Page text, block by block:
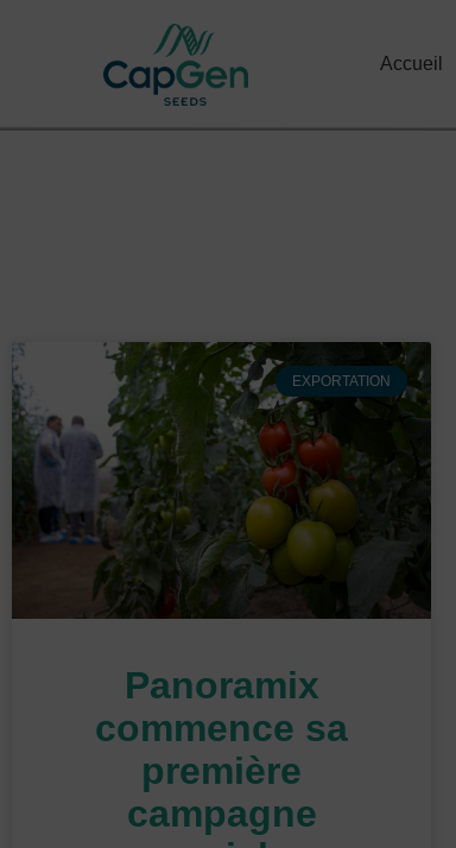
Accueil
EXPORTATION
Panoramix
commence sa
première
campagne